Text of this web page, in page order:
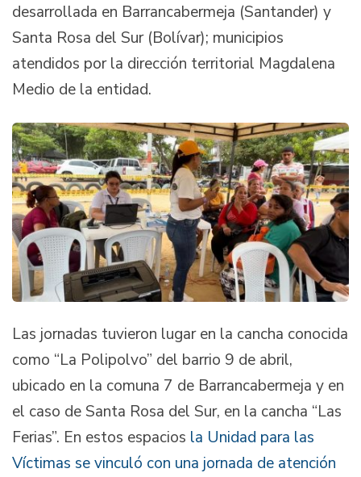
desarrollada en Barrancabermeja (Santander) y
Santa Rosa del Sur (Bolívar); municipios
atendidos por la dirección territorial Magdalena
Medio de la entidad.
Las jornadas tuvieron lugar en la cancha conocida
como “La Polipolvo” del barrio 9 de abril,
ubicado en la comuna 7 de Barrancabermeja y en
el caso de Santa Rosa del Sur, en la cancha “Las
Ferias”. En estos espacios la Unidad para las
Víctimas se vinculó con una jornada de atención